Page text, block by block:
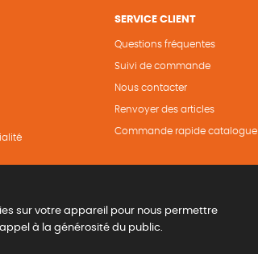
SERVICE CLIENT
Questions fréquentes
Suivi de commande
Nous contacter
Renvoyer des articles
Commande rapide catalogue
sur votre appareil pour nous permettre
à la générosité du public.